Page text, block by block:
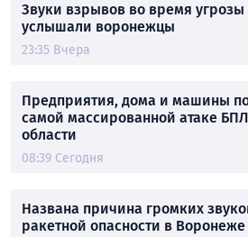
Звуки взрывов во время
услышали воронежцы
23:35 Вчера
Предприятия, дома и машины
самой массированной атаке
области
08:39 Сегодня
Названа причина громких
ракетной опасности в Воронеже